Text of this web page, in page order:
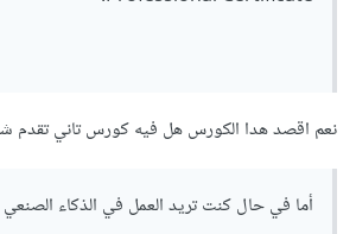
نعم اقصد هدا الكورس هل فيه كورس تاني تقدم
أما في حال كنت تريد العمل في الذكاء الصنعي